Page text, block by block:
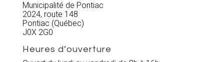
Municipalité de Pontiac
2024, route 148
Pontiac (Québec)
J0X 2G0
Heures d’ouverture